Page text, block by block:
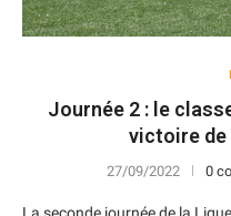
Journée 2 : le
victoire de
27/09/2022 0